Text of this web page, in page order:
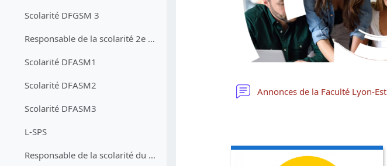
Scolarité DFGSM 3
Responsable de la scolarité 2e cycle
Scolarité DFASM1
Scolarité DFASM2
Scolarité DFASM3
L-SPS
Responsable de la scolarité du 1er cycle (copie) (copie)
Annonces de la Faculté Lyon-Est